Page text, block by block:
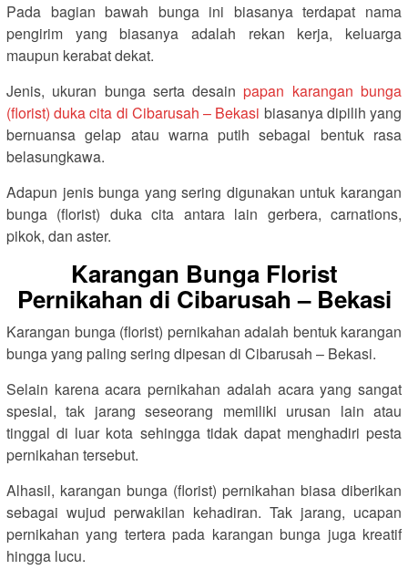
Pada bagian bawah bunga ini biasanya terdapat nama
pengirim yang biasanya adalah rekan kerja, keluarga
maupun kerabat dekat.
Jenis, ukuran bunga serta desainpapan karangan bunga
(florist) duka cita di Cibarusah – Bekasi biasanya dipilih yang
bernuansa gelap atau warna putih sebagai bentuk rasa
belasungkawa.
Adapun jenis bunga yang sering digunakan untuk karangan
bunga (florist) duka cita antara lain gerbera, carnations,
pikok, dan aster.
Karangan Bunga Florist
Pernikahan di Cibarusah – Bekasi
Karangan bunga (florist) pernikahan adalah bentuk karangan
bunga yang paling sering dipesan di Cibarusah – Bekasi.
Selain karena acara pernikahan adalah acara yang sangat
spesial, tak jarang seseorang memiliki urusan lain atau
tinggal di luar kota sehingga tidak dapat menghadiri pesta
pernikahan tersebut.
Alhasil, karangan bunga (florist) pernikahan biasa diberikan
sebagai wujud perwakilan kehadiran. Tak jarang, ucapan
pernikahan yang tertera pada karangan bunga juga kreatif
hingga lucu.